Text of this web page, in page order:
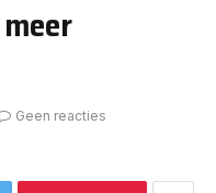
Geen reacties